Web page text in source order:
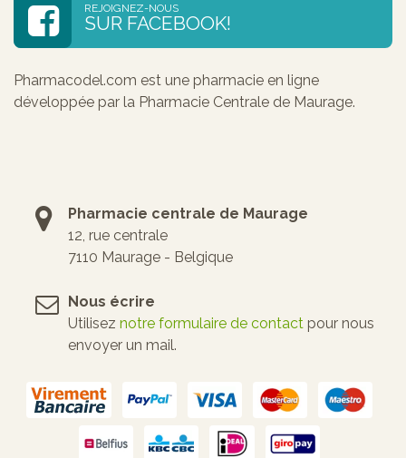
REJOIGNEZ-NOUS
SUR FACEBOOK!
Pharmacodel.com est une pharmacie en ligne
développée par la Pharmacie Centrale de Maurage.
Pharmacie centrale de Maurage
12, rue centrale
7110 Maurage - Belgique
Nous écrire
Utilisez notre formulaire de contact pour nous
envoyer un mail.